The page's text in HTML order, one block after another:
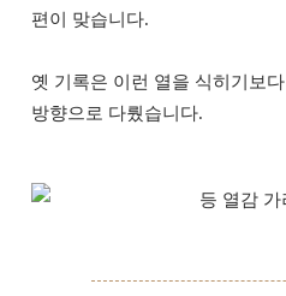
편이 맞습니다.
옛 기록은 이런 열을 식히기보다
방향으로 다뤘습니다.